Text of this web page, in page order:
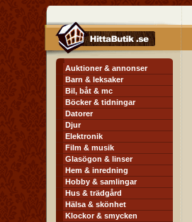
Auktioner & annonser
Barn & leksaker
Bil, båt & mc
Böcker & tidningar
Datorer
Djur
Elektronik
Film & musik
Glasögon & linser
Hem & inredning
Hobby & samlingar
Hus & trädgård
Hälsa & skönhet
Klockor & smycken